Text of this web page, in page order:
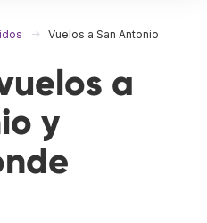
Vuelos a San Antonio
a
y